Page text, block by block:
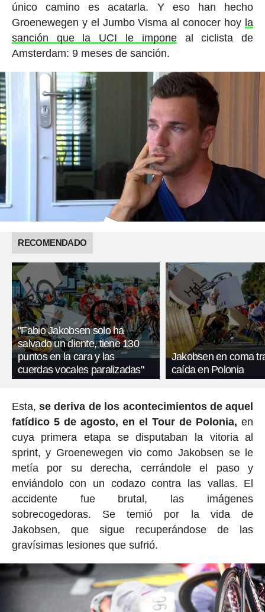
único camino es acatarla. Y eso han hecho
Groenewegen y el Jumbo Visma al conocer hoy la
sanción que la UCI le imponeal ciclista de
Amsterdam: 9 meses de sanción.
RECOMENDADO
"Fabio Jakobsen solo ha
salvado un diente, tiene 130
puntos en la cara y las
cuerdas vocales paralizadas"
Jakobsen en coma
caída en Polonia
Esta,se deriva de los acontecimientos de aquel
fatídico 5 de agosto, en el Tour de Polonia, en
cuya primera etapa se disputaban la vitoria al
sprint, y Groenewegen vio como Jakobsen se le
metía por su derecha, cerrándole el paso y
enviándolo con un codazo contra las vallas. El
accidente fue brutal, las imágenes
sobrecogedoras. Se temió por la vida de
Jakobsen, que sigue recuperándose de las
gravísimas lesiones que sufrió.